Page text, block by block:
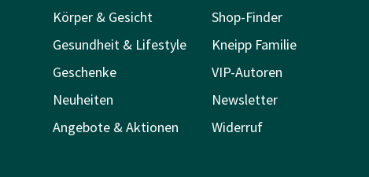
Körper & Gesicht
Gesundheit & Lifestyle
Geschenke
Neuheiten
Angebote & Aktionen
Shop-Finder
Kneipp Familie
VIP-Autoren
Newsletter
Widerruf